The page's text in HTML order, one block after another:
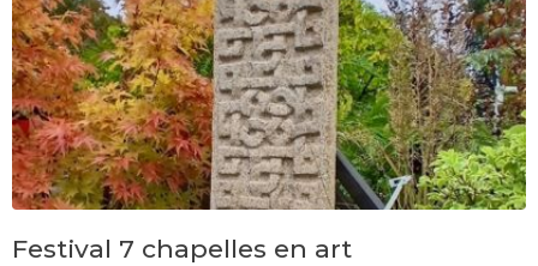
Festival 7 chapelles en art